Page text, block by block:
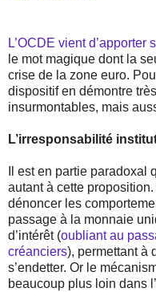
L’OCDE vient
le mot magique dont la
crise de la zone euro.
dispositif en démontre
insurmontables, mais
L’irresponsabilité
Il est en partie paradoxal
autant à cette
dénoncer les
passage à la monnaie
d’intérêt (oubliant au
créanciers), permettant à
s’endetter. Or le
beaucoup plus loin dans